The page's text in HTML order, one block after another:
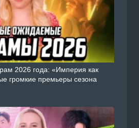
2026 года: «Империя как
громкие премьеры сезона